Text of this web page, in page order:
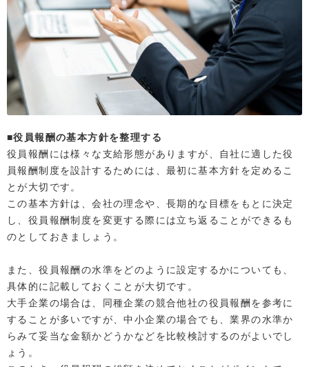
■役員報酬の基本方針を整理する
役員報酬には様々な支給形態がありますが、自社に適した役
員報酬制度を設計するためには、最初に基本方針を定めるこ
とが大切です。
この基本方針は、会社の理念や、長期的な目標をもとに決定
し、役員報酬制度を変更する際には立ち返ることができるも
のとしておきましょう。
また、役員報酬の水準をどのように設定するかについても、
具体的に記載しておくことが大切です。
大手企業の場合は、同種企業の競合他社の役員報酬を参考に
することが多いですが、中小企業の場合でも、業界の水準か
らみて妥当な金額かどうかなどを比較検討するのがよいでし
ょう。